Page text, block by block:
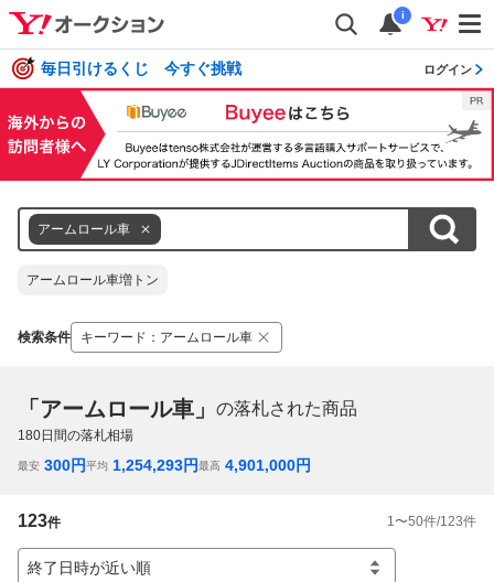
i
毎日引けるくじ 今すぐ挑戦 ログイン
アームロール車
アームロール車増トン
検索条件 キーワード ： アームロール車
「アームロール車」 の落札された商品
180日間の落札相場
最安 300円平均 1,254,293円最高 4,901,000円
123件 1 〜50件/123件
終了日時が近い順